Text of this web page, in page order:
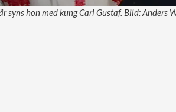
syns hon med kung Carl Gustaf. Bild: Anders